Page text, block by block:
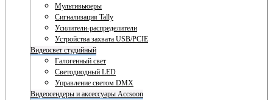
Мультивьюеры
Сигнализация Tally
Усилители-распределители
Устройства захвата USB/PCIE
Видеосвет студийный
Галогенный свет
Светодиодный LED
Управление светом DMX
Видеосендеры и аксессуары Accsoon